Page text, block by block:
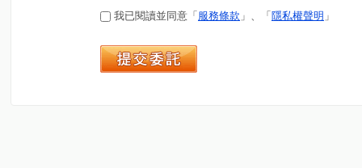
我已閱讀並同意「 服務條款 」、「 隱私權聲明 」